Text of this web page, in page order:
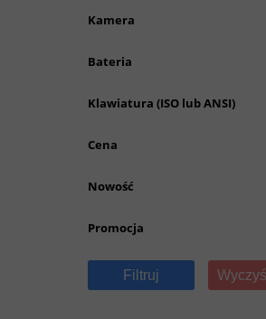
Kamera
Bateria
Klawiatura (ISO lub ANSI)
Cena
Nowość
Promocja
Filtruj